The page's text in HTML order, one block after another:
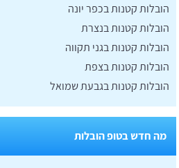
הובלות קטנות בכפר יונה
הובלות קטנות בנצרת
הובלות קטנות בגני תקווה
הובלות קטנות בצפת
הובלות קטנות בגבעת שמואל
מה חדש בטופ הובלות